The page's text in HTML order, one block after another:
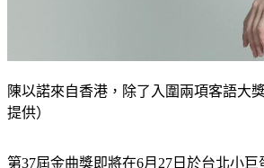
陳以諾來自香港，除了入圍兩項客語大
提供）
第37屆金曲獎即將在6月27日於台北小